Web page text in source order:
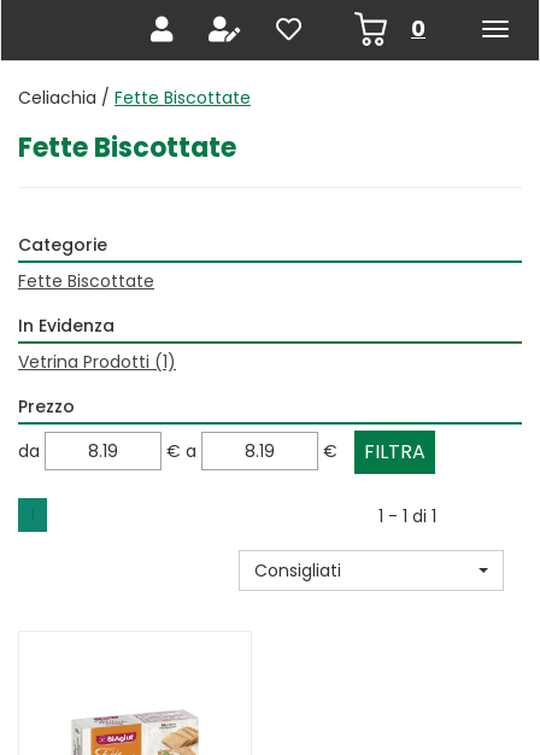
0 prodotti
inseriti
Celiachia / Fette Biscottate
Fette Biscottate
Categorie
Fette Biscottate
In Evidenza
Vetrina Prodotti (1)
Prezzo
filtra
da € filtra
a €
1 1 - 1 di 1
Consigliati